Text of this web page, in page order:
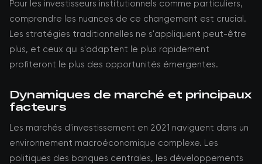
Pour les investisseurs institutionnels comme particuliers,
comprendre les nuances de ce changement est crucial.
Les stratégies traditionnelles ne s'appliquent peut-être
plus, et ceux qui s'adaptent le plus rapidement
profiteront le plus des opportunités émergentes.
Dynamiques de marché et principaux
facteurs
Les marchés d'investissement en 2021 naviguent dans un
environnement macroéconomique complexe. Les
politiques des banques centrales, les développements